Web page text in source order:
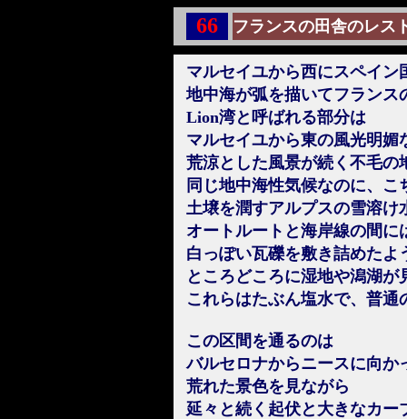
66 フランスの田舎のレス
マルセイユから西にスペイン
地中海が弧を描いてフランス
Lion湾と呼ばれる部分は
マルセイユから東の風光明媚
荒涼とした風景が続く不毛の
同じ地中海性気候なのに、
土壌を潤すアルプスの雪溶け
オートルートと海岸線の間に
白っぽい瓦礫を敷き詰めたよ
ところどころに湿地や潟湖が
これらはたぶん塩水で、普
この区間を通るのは
バルセロナからニースに向か
荒れた景色を見ながら
延々と続く起伏と大きなカー